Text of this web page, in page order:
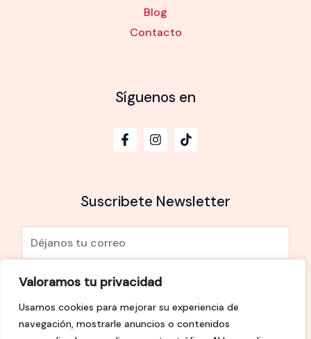
Valoramos tu privacidad
Usamos cookies para mejorar su experiencia de
navegación, mostrarle anuncios o contenidos
Blog
Contacto
Síguenos en
Suscribete Newsletter
m
a
He leído y Acepto lapolítica de privacidad
SUSCRÍBETE